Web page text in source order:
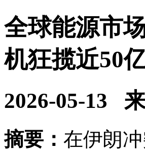
全球能源市
机狂揽近50
2026-05-13 来
摘要： 在伊朗